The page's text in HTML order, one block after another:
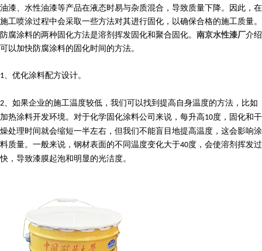
油漆、水性油漆等产品在液态时易与杂质混合，导致质量下降。因此，在
施工喷涂过程中会采取一些方法对其进行固化，以确保合格的施工质量。
防腐涂料的两种固化方法是溶剂挥发固化和聚合固化。 南京水性漆厂介绍
可以加快防腐涂料的固化时间的方法。
1、优化涂料配方设计。
2、如果企业的施工温度较低，我们可以找到提高自身温度的方法，比如
加热涂料开发环境。对于化学固化涂料公司来说，每升高10度，固化和干
燥处理时间就会缩短一半左右，但我们不能盲目地提高温度，这会影响涂
料质量。一般来说，钢材表面的不同温度变化大于40度，会使溶剂挥发过
快，导致漆膜起泡和明显的光洁度。